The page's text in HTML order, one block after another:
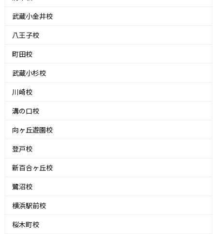
武蔵小金井校
八王子校
町田校
武蔵小杉校
川崎校
溝の口校
向ヶ丘遊園校
登戸校
新百合ヶ丘校
鷺沼校
横浜駅前校
桜木町校